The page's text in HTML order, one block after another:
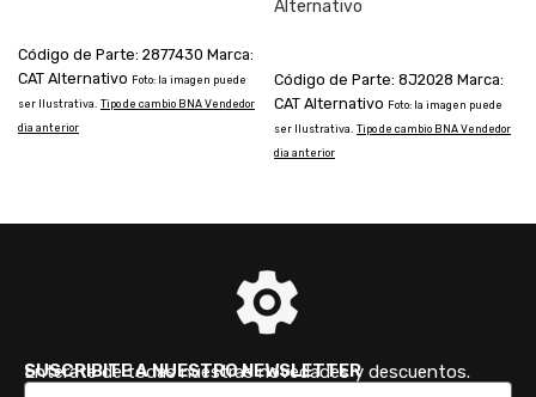
Código de Parte: 2877430 Marca:
CAT Alternativo Foto: la imagen puede
ser Ilustrativa. Tipo de cambio BNA Vendedor
dia anterior
Alternativo
Código de Parte: 8J2028 Marca:
CAT Alternativo Foto: la imagen puede
ser Ilustrativa. Tipo de cambio BNA Vendedor
dia anterior
SUSCRIBITE A NUESTRO NEWSLETTER
Enterate de todas nuestras novedades y descuentos.